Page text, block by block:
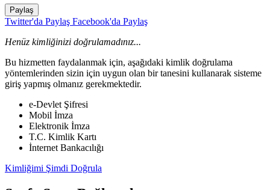
Paylaş
Twitter'da Paylaş Facebook'da Paylaş
Henüz kimliğinizi doğrulamadınız...
Bu hizmetten faydalanmak için, aşağıdaki kimlik doğrulama
yöntemlerinden sizin için uygun olan bir tanesini kullanarak sisteme
giriş yapmış olmanız gerekmektedir.
e-Devlet Şifresi
Mobil İmza
Elektronik İmza
T.C. Kimlik Kartı
İnternet Bankacılığı
Kimliğimi Şimdi Doğrula